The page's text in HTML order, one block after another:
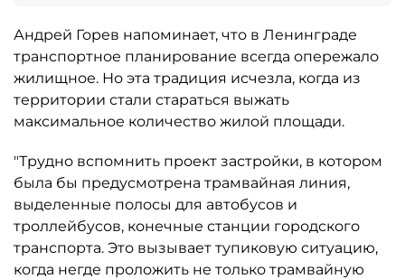
Андрей Горев напоминает, что в Ленинграде
транспортное планирование всегда опережало
жилищное. Но эта традиция исчезла, когда из
территории стали стараться выжать
максимальное количество жилой площади.
"Трудно вспомнить проект застройки, в котором
была бы предусмотрена трамвайная линия,
выделенные полосы для автобусов и
троллейбусов, конечные станции городского
транспорта. Это вызывает тупиковую ситуацию,
когда негде проложить не только трамвайную